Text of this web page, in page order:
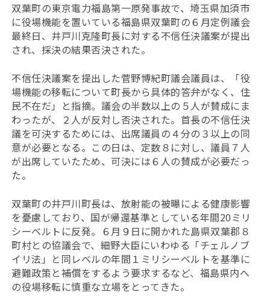
双葉町の東京電力福島第一原発事故で、埼玉県加須市
に役場機能を置いている福島県双葉町の６月定例議会
最終日、井戸川克隆町長に対する不信任決議案が提出
され、採決の結果否決された。
不信任決議案を提出した菅野博紀町議会議員は、「役
場機能の移転について町長から具体的答弁がなく、住
民不在だ」と指摘。議会の半数以上の５人が賛成にま
わったが、２人が反対し否決された。首長の不信任決
議を可決するためには、出席議員の４分の３以上の同
意が必要となる。この日は、定数８に対し、議員７人
が出席していたため、可決には６人の賛成が必要だっ
た。
双葉町の井戸川町長は、放射能の被曝による健康影響
を憂慮しており、国が帰還基準としている年間20ミリ
シーベルトに反発。６月９日に開かれた島県双葉郡８
町村との協議会で、細野大臣にいわゆる「チェルノブ
イリ法」と同レベルの年間１ミリシーベルトを基準に
避難政策と補償をするよう要求するなど、福島県内へ
の役場移転に慎重な立場をとってきた。